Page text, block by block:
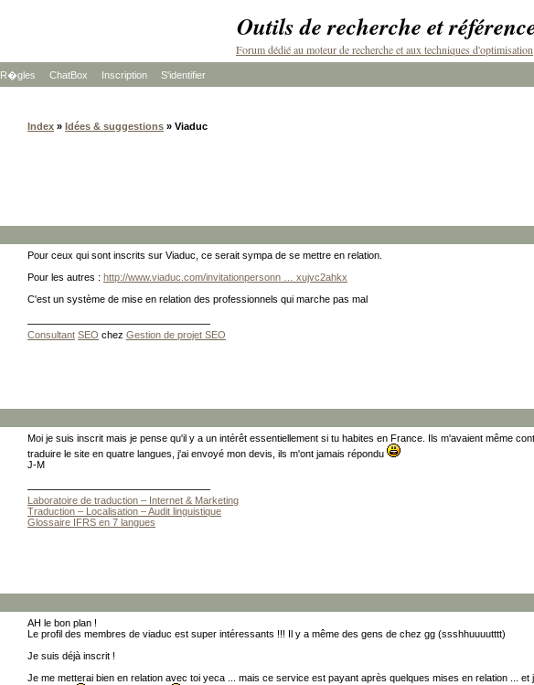
Outils de recherche et
Forum dédié au moteur de recherche et aux techniques d'optimisation
R�gles ChatBox Inscription S'identifier
Index » Idées & suggestions » Viaduc
Pour ceux qui sont inscrits sur Viaduc, ce serait sympa de se mettre en relation.
Pour les autres : http://www.viaduc.com/invitationpersonn … xujvc2ahkx
C'est un système de mise en relation des professionnels qui marche pas mal
Consultant SEO chez Gestion de projet SEO
Moi je suis inscrit mais je pense qu'il y a un intérêt essentiellement si tu habites en France. Ils m'avaient même
traduire le site en quatre langues, j'ai envoyé mon devis, ils m'ont jamais répondu
J-M
Laboratoire de traduction – Internet & Marketing
Traduction – Localisation – Audit linguistique
Glossaire IFRS en 7 langues
AH le bon plan !
Le profil des membres de viaduc est super intéressants !!! Il y a même des gens de chez gg (ssshhuuuutttt)
Je suis déjà inscrit !
Je me metterai bien en relation avec toi yeca ... mais ce service est payant après quelques mises en relation ... et